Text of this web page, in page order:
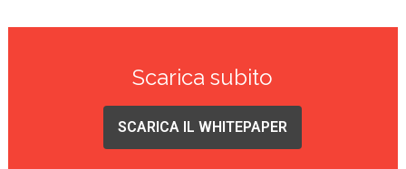
Scarica subito
SCARICA IL WHITEPAPER